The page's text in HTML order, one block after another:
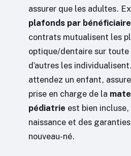
assurer que les adultes.
plafonds par bénéficiaire
contrats mutualisent les
optique/dentaire sur
d’autres les
attendez un enfant,
prise en charge de la
pédiatrie est bien
naissance et des
nouveau-né.